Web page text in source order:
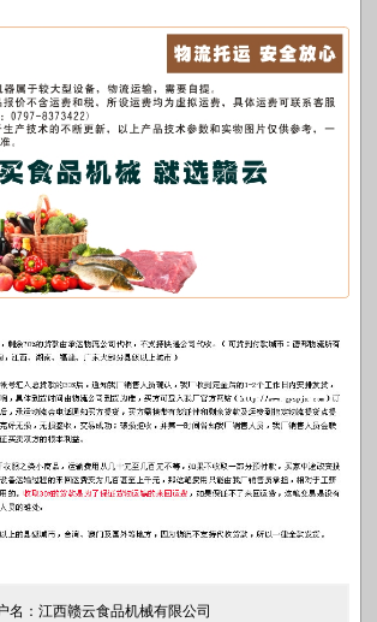
名：江西赣云食品机械有限公司